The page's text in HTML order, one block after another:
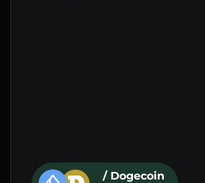
/ Dogecoin